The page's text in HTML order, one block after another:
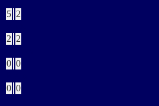
5 2
2 2
0 0
0 0